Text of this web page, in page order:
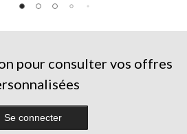
pour consulter vos offres
Se connecter